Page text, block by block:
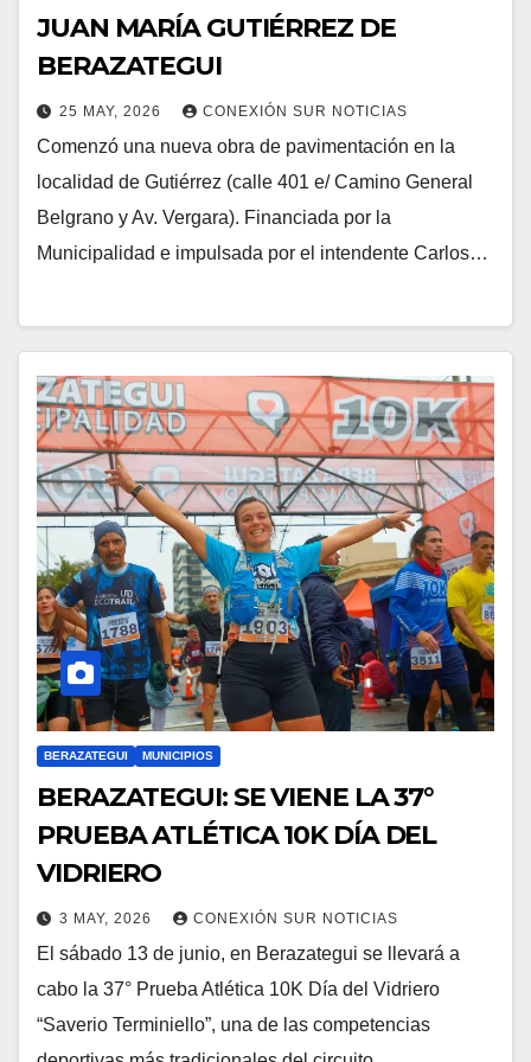
JUAN MARÍA GUTIÉRREZ DE
BERAZATEGUI
25 MAY, 2026 CONEXIÓN SUR NOTICIAS
Comenzó una nueva obra de pavimentación en la
localidad de Gutiérrez (calle 401 e/ Camino General
Belgrano y Av. Vergara). Financiada por la
Municipalidad e impulsada por el intendente Carlos…
BERAZATEGUI MUNICIPIOS
BERAZATEGUI: SE VIENE LA 37°
PRUEBA ATLÉTICA 10K DÍA DEL
VIDRIERO
3 MAY, 2026 CONEXIÓN SUR NOTICIAS
El sábado 13 de junio, en Berazategui se llevará a
cabo la 37° Prueba Atlética 10K Día del Vidriero
“Saverio Terminiello”, una de las competencias